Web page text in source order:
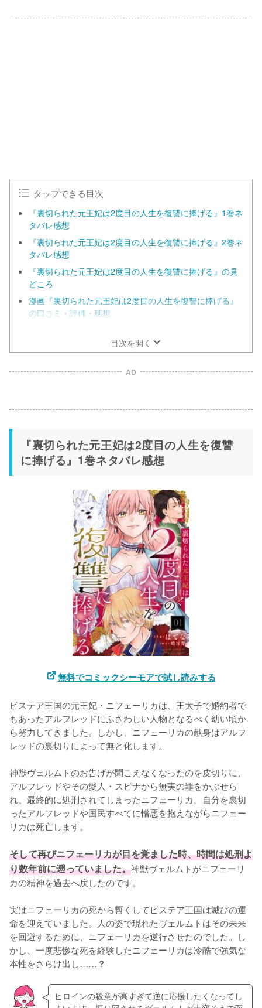
タップできる目次
『裏切られた元王妃は2度目の人生を復讐に捧げる』1巻ネ
タバレ感想
『裏切られた元王妃は2度目の人生を復讐に捧げる』2巻ネ
タバレ感想
『裏切られた元王妃は2度目の人生を復讐に捧げる』の見
どころ
漫画『裏切られた元王妃は2度目の人生を復讐に捧げる』
の口コミ・評価・感想
を今すぐ無料で読む方法の調査結果！
目次を開く
AD
『裏切られた元王妃は2度目の人生を復讐
に捧げる』1巻ネタバレ感想
無料でコミックシーモアで試し読みする
ピステア王国の元王妃・ニフェーリカは、王太子で婚約者で
もあったアルフレッドにふさわしい人物となるべく幼い頃か
ら努力してきました。しかし、ニフェーリカの献身はアルフ
レッドの裏切りによって無と化します。
神獣ヴェルムトのお告げが聞こえなくなったのを皮切りに、
アルフレッドやその愛人・スピナから無実の罪をかぶせら
れ、最終的に処刑されてしまったニフェーリカ。自分を裏切
ったアルフレッドや国民すべてに憎悪を抱えながらニフェー
リカは死亡します。
そして再びニフェーリカが目を覚ました時、時間は処刑よ
り数年前に遡っていました。神獣ヴェルムトがニフェーリ
カの精神を過去へ戻したのです。
実はニフェーリカの死から暫くしてピステア王国は滅びの運
命を迎えていました。人の姿で現れたヴェルムトはその未来
を回避するために、ニフェーリカを逆行させたのでした。し
かし、一度悲惨な死を経験したニフェーリカは冷酷で強気な
本性をさらけ出し……？
ヒロインの殺意が高すぎて逆に応援したくなってし